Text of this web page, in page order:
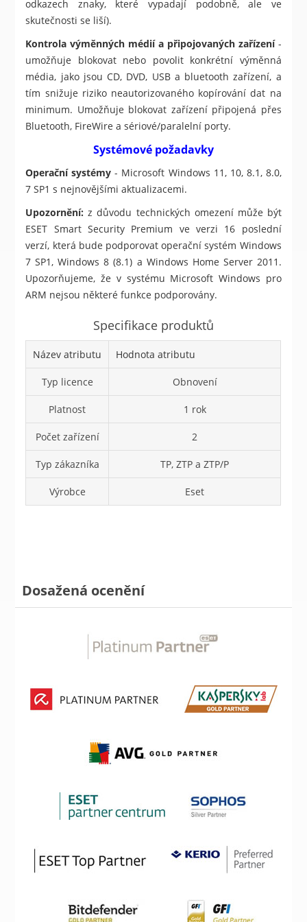
odkazech znaky, které vypadají podobně, ale ve
skutečnosti se liší).
Kontrola výměnných médií a připojovaných zařízení-
umožňuje blokovat nebo povolit konkrétní výměnná
média, jako jsou CD, DVD, USB a bluetooth zařízení, a
tím snižuje riziko neautorizovaného kopírování dat na
minimum. Umožňuje blokovat zařízení připojená přes
Bluetooth, FireWire a sériové/paralelní porty.
Systémové požadavky
Operační systémy - Microsoft Windows 11, 10, 8.1, 8.0,
7 SP1 s nejnovějšími aktualizacemi.
Upozornění: z důvodu technických omezení může být
ESET Smart Security Premium ve verzi 16 poslední
verzí, která bude podporovat operační systém Windows
7 SP1, Windows 8 (8.1) a Windows Home Server 2011.
Upozorňujeme, že v systému Microsoft Windows pro
ARM nejsou některé funkce podporovány.
Specifikace produktů
Název atributu Hodnota atributu
Typ licence Obnovení
Platnost 1 rok
Počet zařízení 2
Typ zákazníka TP, ZTP a ZTP/P
Výrobce Eset
Dosažená ocenění